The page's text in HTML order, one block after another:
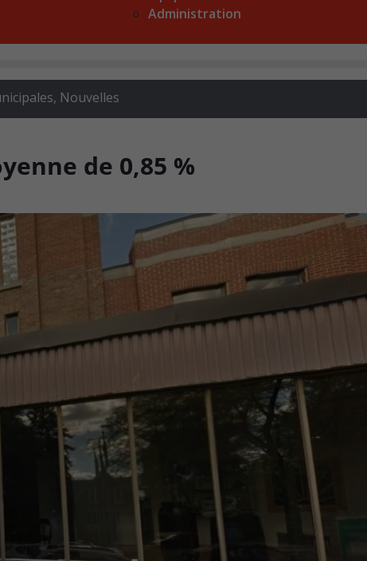
Administration
, Nouvelles
de 0,85 %